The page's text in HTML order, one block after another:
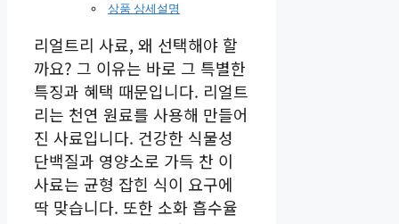
상품 상세설명
리얼트리 사료, 왜 선택해야 할
까요? 그 이유는 바로 그 특별한
특징과 혜택 때문입니다. 리얼트
리는 천연 원료를 사용해 만들어
진 사료입니다. 건강한 식물성
단백질과 영양소로 가득 찬 이
사료는 균형 잡힌 식이 요구에
딱 맞습니다. 또한 소화 흡수율